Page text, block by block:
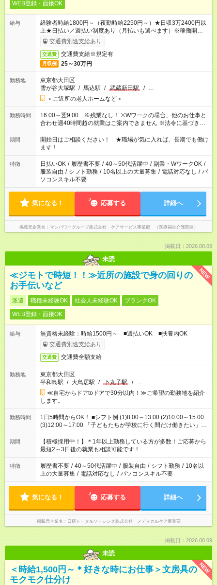
WEB登録・面接OK
給与
経験者時給1800円～（夜勤時給2250円～）★日収3万2400円以
上★日払い／週払い制度あり（月払いも選べます）※稼働開始時
は手続き完了次第のお支払いとなります。
交通費別途支給あり
交通費 交通費支給※規定有
月収例 25～30万円
勤務地
東京都大田区
雪が谷大塚駅 / 馬込駅 / 武蔵新田駅 / …
＜ご近所の老人ホームなど＞
勤務時間
16:00～翌9:00 ※残業なし！ ※Wワークの場合、他のお仕事と
合わせ週40時間超の就業はご案内できません ※法令に基づき、
週20時間以上勤務は社会保険への加入対象となります ※労働者
派遣法（日雇い派遣の原則禁止）により、短時間・短期間の就
業はご案内が難しい場合があります
期間
開始日はご相談ください！ ★職場が気に入れば、長期でも働け
ます！
特徴 日払いOK / 履歴書不要 / 40～50代活躍中 / 副業・WワークOK /
服装自由 / シフト勤務 / 10名以上の大量募集 / 電話対応なし / パ
ソコンスキル不要
気になる！ 応募する 詳細へ
掲載元企業名 マンパワーグループ株式会社 ケアサービス事業部 （医療福祉介護関連）
掲載日：2026.08.09
未読
NEW
≪ジモトで時短！！≫近所の施設で身の回りの
お手伝いなど
派遣 職種未経験OK 社会人未経験OK
ブランクOK
WEB登録・面接OK
給与
無資格未経験：時給1500円～ ■週払いOK ■扶養内OK
交通費別途支給あり
交通費 交通費全額支給
勤務地
東京都大田区
平和島駅 / 大鳥居駅 / 下丸子駅 / …
≪自宅からドアtoドアで30分以内！≫ご希望の勤務地を紹介
します。
勤務時間
1日5時間からOK！ ■シフト例 (1)8:00～13:00 (2)10:00～15:00
(3)12:00～17:00 「子どもたちが学校に行く間だけ働きたい」
「余裕を持って夕飯の準備がしたい」 「午前中は働いて、午後
はプライベートの時間にしたい」 など、ご希望を教えてくださ
いね。 ※Wワーク希望の方へ 今ご覧のお仕事で希望する勤務時
間と、もう1つのお仕事の勤務時間。 合計で週40時間を超える
場合は応募できません。
期間
【積極採用中！】＊1年以上勤務している方が多数！ご応募から
最短2～3日後の就業も相談可能です！
特徴 履歴書不要 / 40～50代活躍中 / 服装自由 / シフト勤務 / 10名以
上の大量募集 / 電話対応なし / パソコンスキル不要
気になる！ 応募する 詳細へ
掲載元企業名 日研トータルソーシング株式会社 メディカルケア事業部
掲載日：2026.08.09
未読
NEW
＜時給1,500円～＊好きな時にお仕事＞文房具の
モクモク仕分け